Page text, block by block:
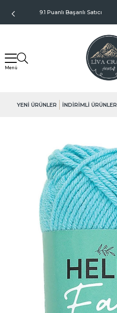
9.1 Puanlı Başarılı Satıcı
YENİ ÜRÜNLER İNDİRİMLİ ÜRÜNLER